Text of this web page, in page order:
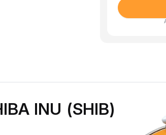
INU (SHIB)